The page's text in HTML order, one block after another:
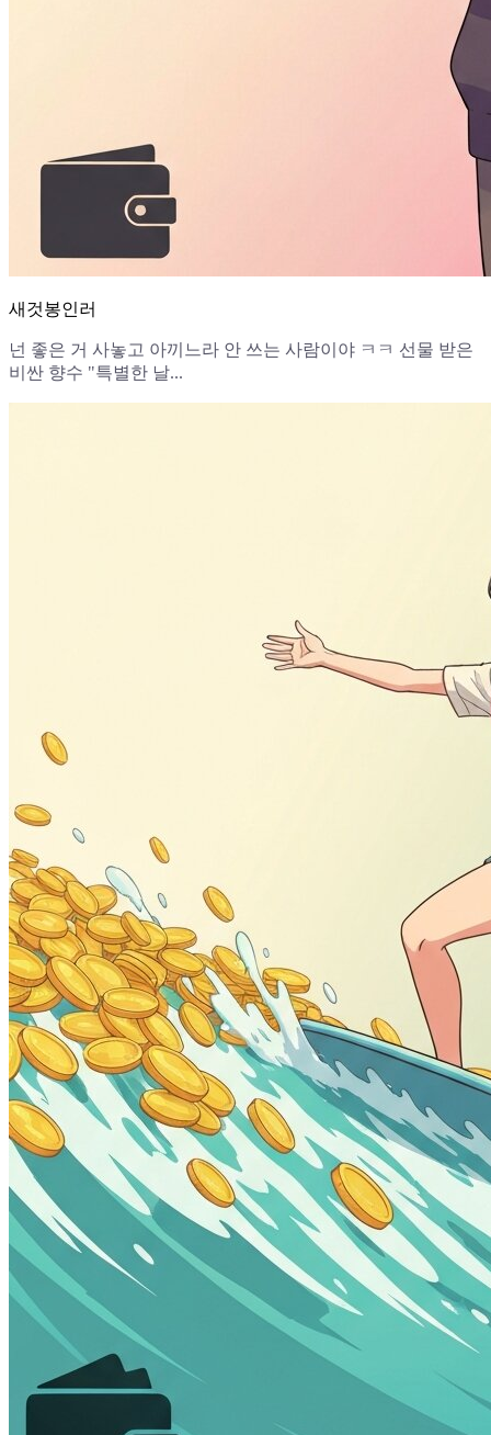
새것봉인러
넌 좋은 거 사놓고 아끼느라 안 쓰는 사람이야 ㅋㅋ 선물 받은
비싼 향수 "특별한 날...